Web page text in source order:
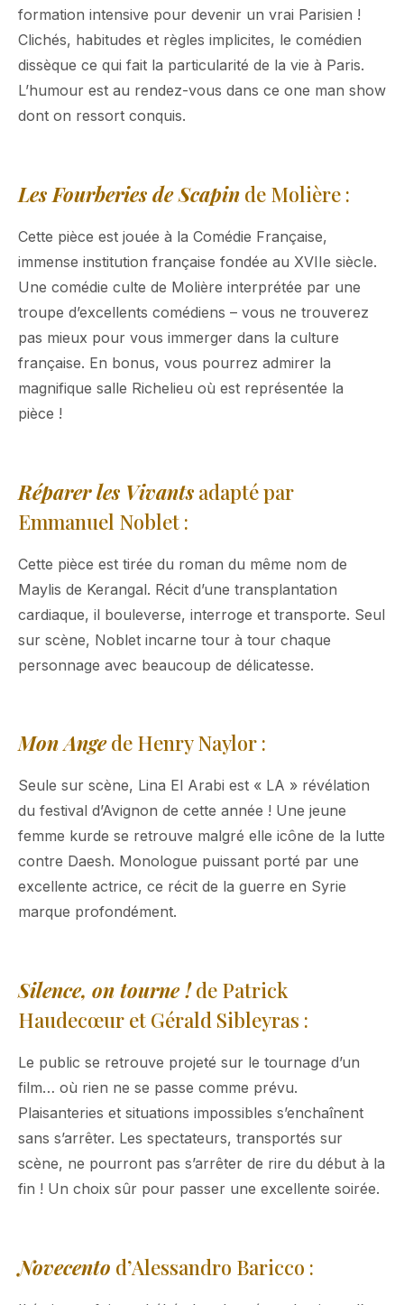
formation intensive pour devenir un vrai Parisien !
Clichés, habitudes et règles implicites, le comédien
dissèque ce qui fait la particularité de la vie à Paris.
L’humour est au rendez-vous dans ce one man show
dont on ressort conquis.
Les Fourberies de Scapin de Molière :
Cette pièce est jouée à la Comédie Française,
immense institution française fondée au XVIIe siècle.
Une comédie culte de Molière interprétée par une
troupe d’excellents comédiens – vous ne trouverez
pas mieux pour vous immerger dans la culture
française. En bonus, vous pourrez admirer la
magnifique salle Richelieu où est représentée la
pièce !
Réparer les Vivants adapté par
Emmanuel Noblet :
Cette pièce est tirée du roman du même nom de
Maylis de Kerangal. Récit d’une transplantation
cardiaque, il bouleverse, interroge et transporte. Seul
sur scène, Noblet incarne tour à tour chaque
personnage avec beaucoup de délicatesse.
Mon Angede Henry Naylor :
Seule sur scène, Lina El Arabi est « LA » révélation
du festival d’Avignon de cette année ! Une jeune
femme kurde se retrouve malgré elle icône de la lutte
contre Daesh. Monologue puissant porté par une
excellente actrice, ce récit de la guerre en Syrie
marque profondément.
Silence, on tourne !de Patrick
Haudecœur et Gérald Sibleyras :
Le public se retrouve projeté sur le tournage d’un
film… où rien ne se passe comme prévu.
Plaisanteries et situations impossibles s’enchaînent
sans s’arrêter. Les spectateurs, transportés sur
scène, ne pourront pas s’arrêter de rire du début à la
fin ! Un choix sûr pour passer une excellente soirée.
Novecento d’Alessandro Baricco :